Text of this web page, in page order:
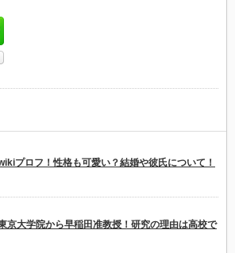
プロフ！性格も可愛い？結婚や彼氏について！
京大学院から早稲田准教授！研究の理由は高校で